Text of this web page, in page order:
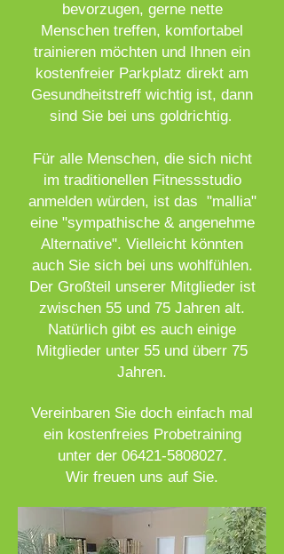
bevorzugen, gerne nette
Menschen treffen, komfortabel
trainieren möchten und Ihnen ein
kostenfreier Parkplatz direkt am
Gesundheitstreff wichtig ist, dann
sind Sie bei uns goldrichtig.
Für alle Menschen, die sich nicht
im traditionellen Fitnessstudio
anmelden würden, ist das "mallia"
eine "sympathische & angenehme
Alternative". Vielleicht könnten
auch Sie sich bei uns wohlfühlen.
Der Großteil unserer Mitglieder ist
zwischen 55 und 75 Jahren alt.
Natürlich gibt es auch einige
Mitglieder unter 55 und überr 75
Jahren.
Vereinbaren Sie doch einfach mal
ein kostenfreies Probetraining
unter der 06421-5808027.
Wir freuen uns auf Sie.